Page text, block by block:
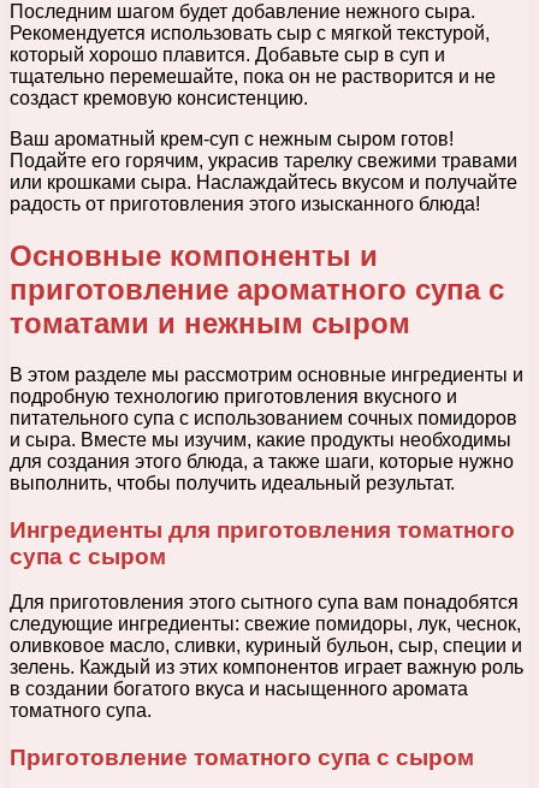
Последним шагом будет добавление нежного сыра.
Рекомендуется использовать сыр с мягкой текстурой,
который хорошо плавится. Добавьте сыр в суп и
тщательно перемешайте, пока он не растворится и не
создаст кремовую консистенцию.
Ваш ароматный крем-суп с нежным сыром готов!
Подайте его горячим, украсив тарелку свежими травами
или крошками сыра. Наслаждайтесь вкусом и получайте
радость от приготовления этого изысканного блюда!
Основные компоненты и
приготовление ароматного супа с
томатами и нежным сыром
В этом разделе мы рассмотрим основные ингредиенты и
подробную технологию приготовления вкусного и
питательного супа с использованием сочных помидоров
и сыра. Вместе мы изучим, какие продукты необходимы
для создания этого блюда, а также шаги, которые нужно
выполнить, чтобы получить идеальный результат.
Ингредиенты для приготовления томатного
супа с сыром
Для приготовления этого сытного супа вам понадобятся
следующие ингредиенты: свежие помидоры, лук, чеснок,
оливковое масло, сливки, куриный бульон, сыр, специи и
зелень. Каждый из этих компонентов играет важную роль
в создании богатого вкуса и насыщенного аромата
томатного супа.
Приготовление томатного супа с сыром